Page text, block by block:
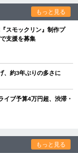
もっと見る
スモックリン』制作プ
支援を募集
、約3年ぶりの多さに
ブ予算4万円超、渋滞・
もっと見る